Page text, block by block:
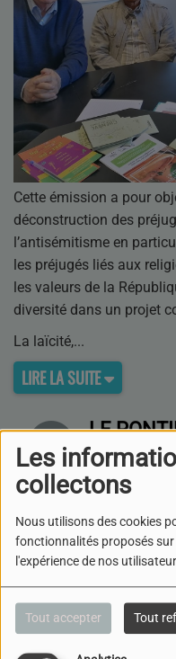
Les
collectons
Nous utilisons des cookies
fonctionnalités proposés
l'expérience de nos
Tout accepter Tout
Cette émission a pour
déconstruction des
l’antisémitisme en
les préjugés liés aux
les valeurs de la
diversité dans un projet
La laïcité,
LIRE LA SUITE
LE
GROUPE
LE 7